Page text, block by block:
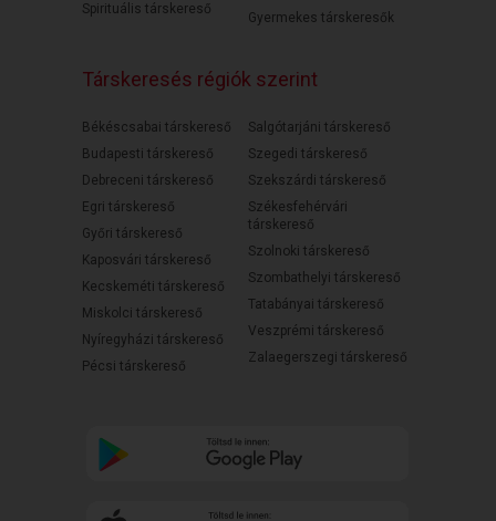
Spirituális társkereső
Gyermekes társkeresők
Társkeresés régiók szerint
Békéscsabai társkereső
Budapesti társkereső
Debreceni társkereső
Egri társkereső
Győri társkereső
Kaposvári társkereső
Kecskeméti társkereső
Miskolci társkereső
Nyíregyházi társkereső
Pécsi társkereső
Salgótarjáni társkereső
Szegedi társkereső
Szekszárdi társkereső
Székesfehérvári
társkereső
Szolnoki társkereső
Szombathelyi társkereső
Tatabányai társkereső
Veszprémi társkereső
Zalaegerszegi társkereső